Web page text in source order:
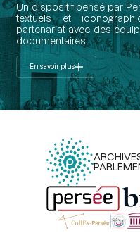
Un dispositif pensé par
textuels et
partenariat avec des
documentaires.
En savoir plus